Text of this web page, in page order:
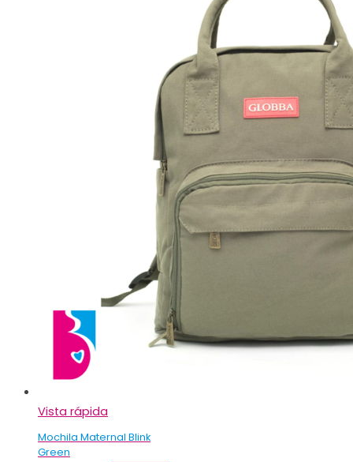
Vista rápida
Mochila Maternal Blink
Green